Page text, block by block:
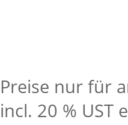
Preise nur für
incl. 20 % UST